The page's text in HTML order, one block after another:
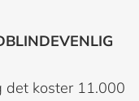
det koster 11.000